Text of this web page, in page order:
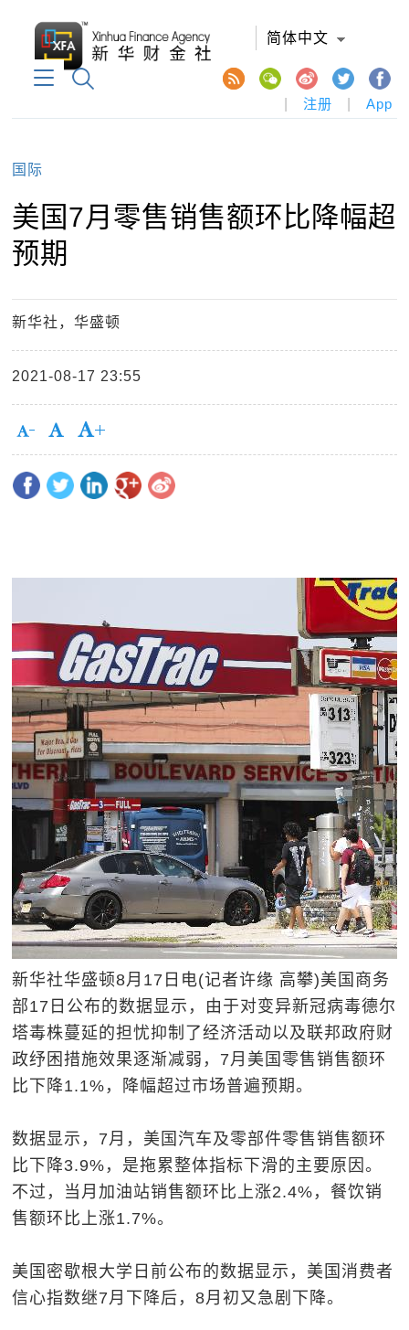
简体中文
注册 App
国际
美国7月零售销售额环比降幅超
预期
新华社，华盛顿
2021-08-17 23:55
新华社华盛顿8月17日电(记者许缘 高攀)美国商务
部17日公布的数据显示，由于对变异新冠病毒德尔
塔毒株蔓延的担忧抑制了经济活动以及联邦政府财
政纾困措施效果逐渐减弱，7月美国零售销售额环
比下降1.1%，降幅超过市场普遍预期。
数据显示，7月，美国汽车及零部件零售销售额环
比下降3.9%，是拖累整体指标下滑的主要原因。
不过，当月加油站销售额环比上涨2.4%，餐饮销
售额环比上涨1.7%。
美国密歇根大学日前公布的数据显示，美国消费者
信心指数继7月下降后，8月初又急剧下降。